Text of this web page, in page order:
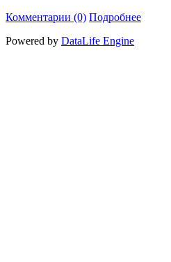
Комментарии (0) Подробнее
Powered by DataLife Engine